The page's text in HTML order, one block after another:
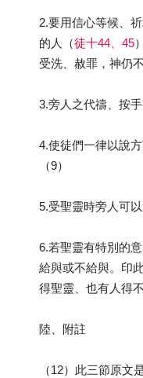
2.要用信心等候、
的人（徒十44、45
受洗、赦罪，神仍不
3.旁人之代禱、按手
4.使徒們一律以說
（9）
5.受聖靈時旁人可
6.若聖靈有特別的
給與或不給與。印
得聖靈、也有人得
陸、附註
（12）此三節原文